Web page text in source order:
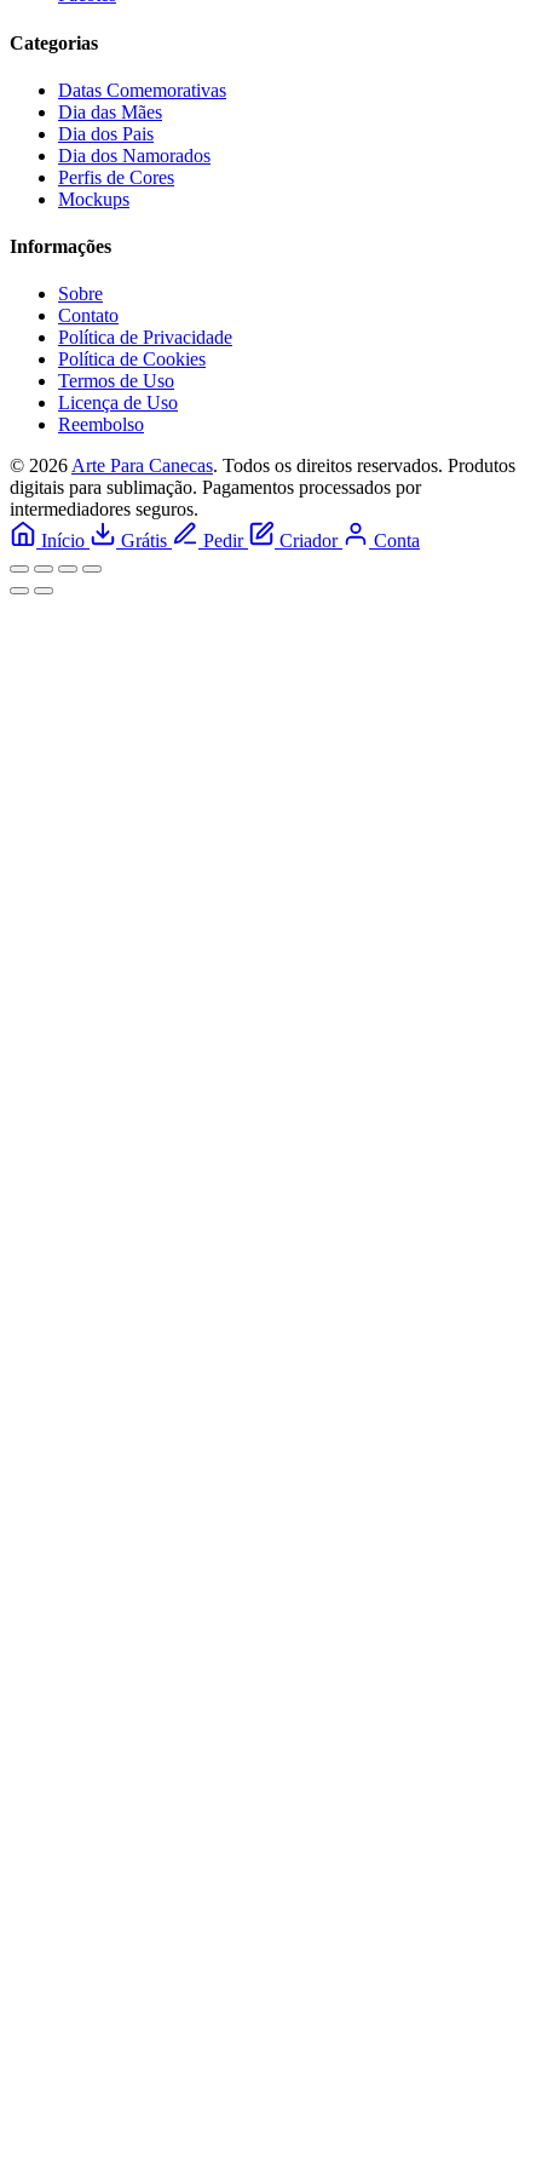
Categorias
Datas Comemorativas
Dia das Mães
Dia dos Pais
Dia dos Namorados
Perfis de Cores
Mockups
Informações
Sobre
Contato
Política de Privacidade
Política de Cookies
Termos de Uso
Licença de Uso
Reembolso
© 2026 Arte Para Canecas. Todos os direitos reservados. Produtos
digitais para sublimação. Pagamentos processados por
intermediadores seguros.
Início
Grátis Pedir Criador Conta